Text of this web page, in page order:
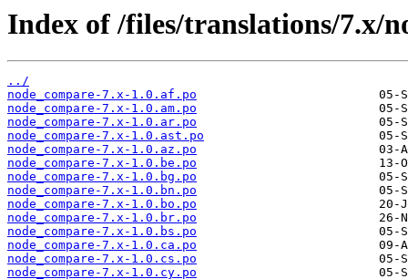
Index of /files/translations/7.x/
../
node_compare-7.x-1.0.af.po
node_compare-7.x-1.0.am.po
node_compare-7.x-1.0.ar.po
node_compare-7.x-1.0.ast.po
node_compare-7.x-1.0.az.po
node_compare-7.x-1.0.be.po
node_compare-7.x-1.0.bg.po
node_compare-7.x-1.0.bn.po
node_compare-7.x-1.0.bo.po
node_compare-7.x-1.0.br.po
node_compare-7.x-1.0.bs.po
node_compare-7.x-1.0.ca.po
node_compare-7.x-1.0.cs.po
node_compare-7.x-1.0.cy.po